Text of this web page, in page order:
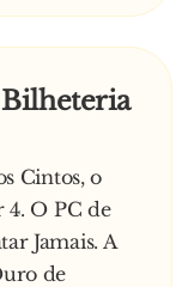
e um
com
3 anos
um
Bilheteria
Cintos, o
4. O PC de
Jamais. A
de